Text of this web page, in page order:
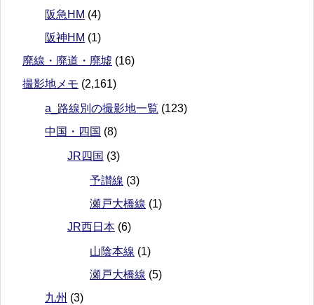
阪急HM (4)
阪神HM (1)
廃線・廃道・廃墟 (16)
撮影地メモ (2,161)
a_路線別の撮影地一覧 (123)
中国・四国 (8)
JR四国 (3)
予讃線 (3)
瀬戸大橋線 (1)
JR西日本 (6)
山陰本線 (1)
瀬戸大橋線 (5)
九州 (3)